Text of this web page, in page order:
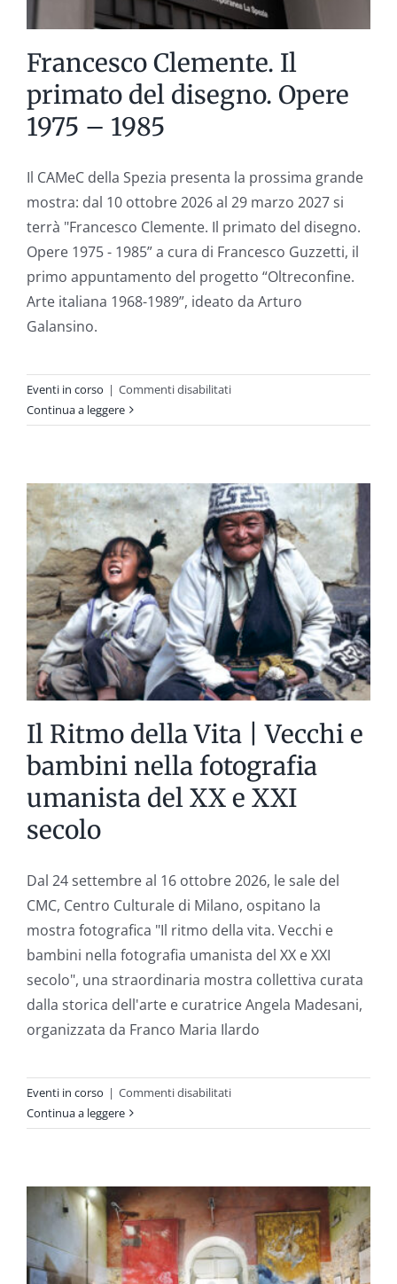
Francesco Clemente. Il
primato del disegno. Opere
1975 – 1985
Il CAMeC della Spezia presenta la prossima grande
mostra: dal 10 ottobre 2026 al 29 marzo 2027 si
terrà "Francesco Clemente. Il primato del disegno.
Opere 1975 - 1985” a cura di Francesco Guzzetti, il
primo appuntamento del progetto “Oltreconfine.
Arte italiana 1968-1989”, ideato da Arturo
Galansino.
Eventi in corso | Commenti disabilitatisu
Clemente.
del
disegno.
Opere
1975
–
1985
Continua a leggere
Il Ritmo della Vita | Vecchi e
bambini nella fotografia
umanista del XX e XXI
secolo
Dal 24 settembre al 16 ottobre 2026, le sale del
CMC, Centro Culturale di Milano, ospitano la
mostra fotografica "Il ritmo della vita. Vecchi e
bambini nella fotografia umanista del XX e XXI
secolo", una straordinaria mostra collettiva curata
dalla storica dell'arte e curatrice Angela Madesani,
organizzata da Franco Maria Ilardo
Eventi in corso | Commenti disabilitatisu
Ritmo
Vecchi
e
bambini
nella
Continua a leggere